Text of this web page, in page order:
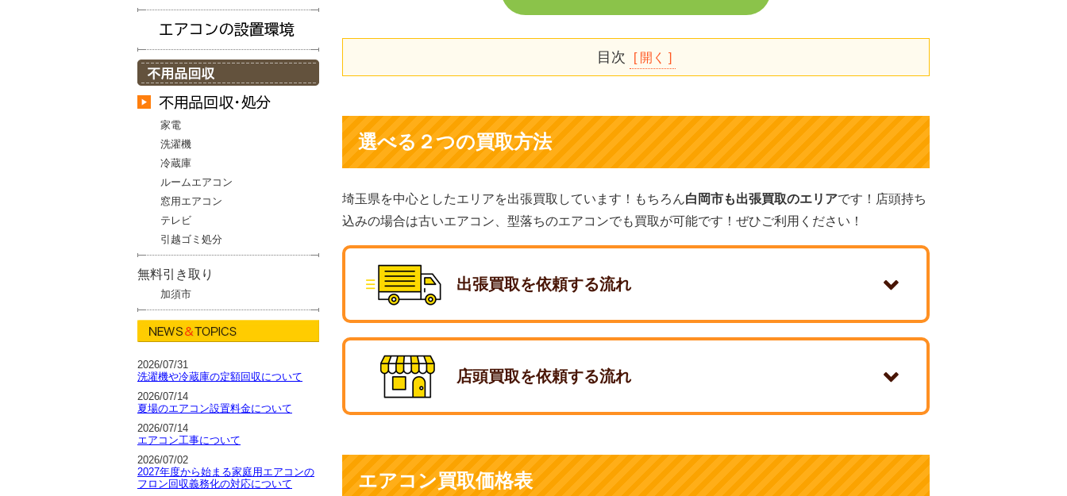
目次
選べる2つの買取方法
買取対象メーカーの一覧
エアコン買取で関東家電リサイクル問屋が選ばれる理由
買取対象となるエアコンの種類
エアコンを高く売るポイント！
白岡市の出張買取・買取対応エリア
エアコン買取でよくある質問
選べる２つの買取方法
埼玉県を中心としたエリアを出張買取しています！もちろん白岡市も出張買取のエリアです！店頭持ち
込みの場合は古いエアコン、型落ちのエアコンでも買取が可能です！ぜひご利用ください！
出張買取を依頼する流れ
1. 型番・機種を調べる
番】がありますので、こちらをチェックしてください。
店頭買取を依頼する流れ
エアコン買取価格表
家電
洗濯機
冷蔵庫
ルームエアコン
窓用エアコン
テレビ
引越ゴミ処分
無料引き取り
加須市
2026/07/31
洗濯機や冷蔵庫の定額回収について
2026/07/14
夏場のエアコン設置料金について
2026/07/14
エアコン工事について
2026/07/02
2027年度から始まる家庭用エアコンの
フロン回収義務化の対応について